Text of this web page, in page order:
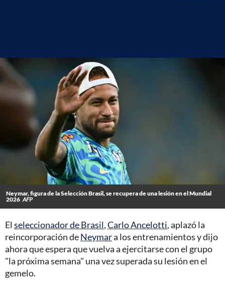
Neymar, figura de la Selección Brasil, se recupera de una lesión en el Mundial
2026 AFP
El seleccionador de Brasil,Carlo Ancelotti, aplazó la
reincorporación deNeymara los entrenamientos y dijo
ahora que espera que vuelva a ejercitarse con el grupo
"la próxima semana" una vez superada su lesión en el
gemelo.